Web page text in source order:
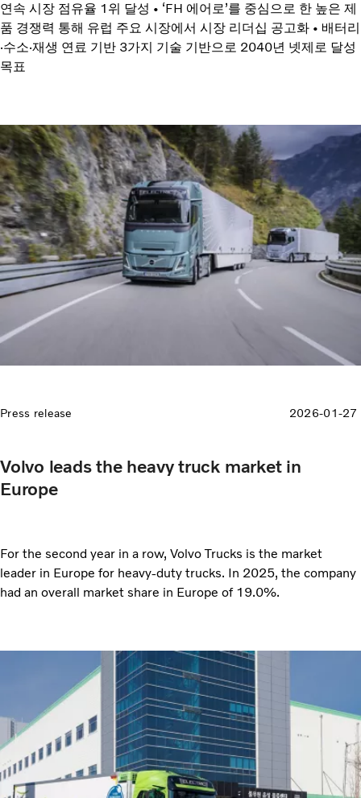
연속 시장 점유율 1위 달성 • ‘FH 에어로’를 중심으로 한 높은 제
품 경쟁력 통해 유럽 주요 시장에서 시장 리더십 공고화 • 배터리
·수소·재생 연료 기반 3가지 기술 기반으로 2040년 넷제로 달성
목표
Press release 2026-01-27
Volvo leads the heavy truck market in
Europe
For the second year in a row, Volvo Trucks is the market
leader in Europe for heavy-duty trucks. In 2025, the company
had an overall market share in Europe of 19.0%.